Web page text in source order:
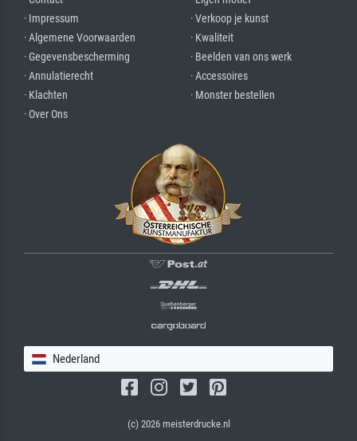
· Impressum
· Algemene Voorwaarden
· Gegevensbescherming
· Annulatierecht
· Klachten
· Over Ons
· Verkoop je kunst
· Kwaliteit
· Beelden van ons werk
· Accessoires
· Monster bestellen
Nederland
(c) 2026 meisterdrucke.nl